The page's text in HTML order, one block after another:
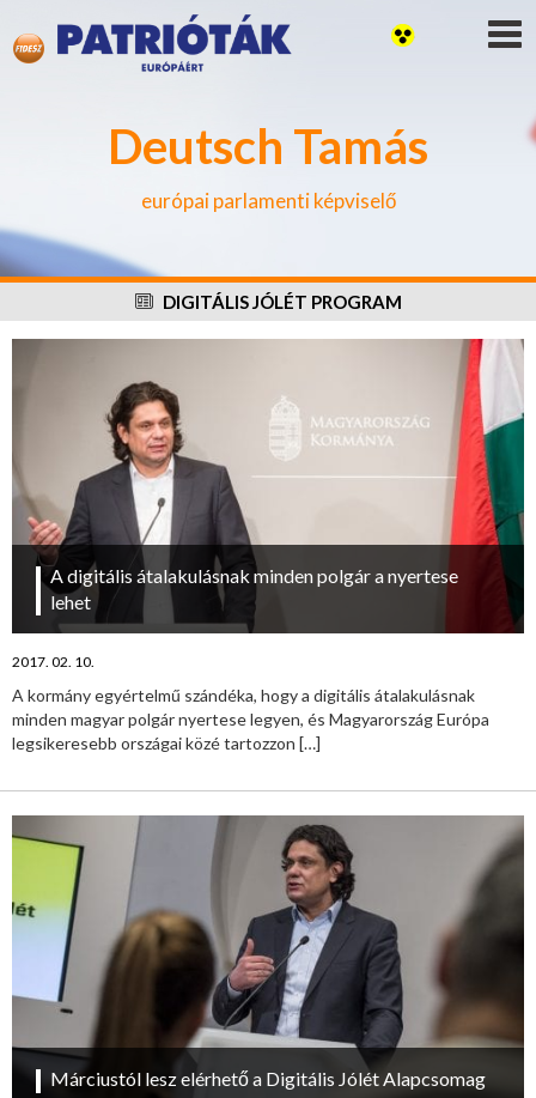
Deutsch Tamás
európai parlamenti képviselő
DIGITÁLIS JÓLÉT PROGRAM
A digitális átalakulásnak minden polgár a nyertese
lehet
2017. 02. 10.
A kormány egyértelmű szándéka, hogy a digitális átalakulásnak
minden magyar polgár nyertese legyen, és Magyarország Európa
legsikeresebb országai közé tartozzon […]
Márciustól lesz elérhető a Digitális Jólét Alapcsomag